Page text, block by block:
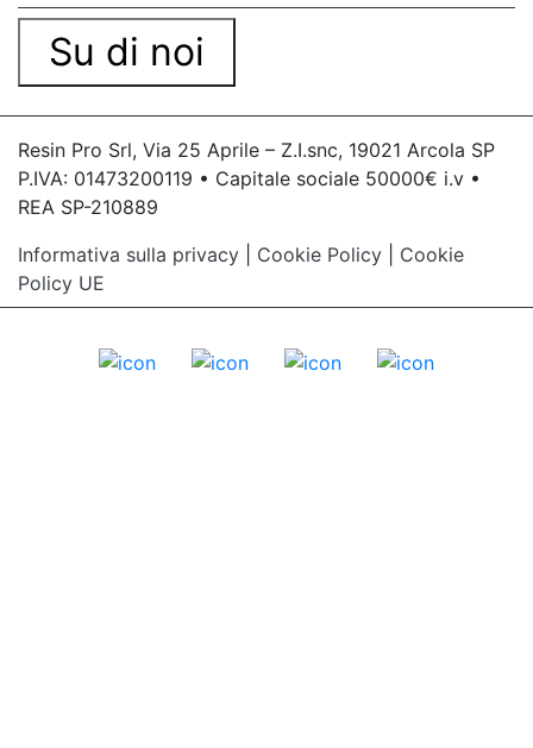
Su di noi
Resin Pro Srl, Via 25 Aprile – Z.I.snc, 19021 Arcola SP
P.IVA: 01473200119 • Capitale sociale 50000€ i.v •
REA SP-210889
Informativa sulla privacy
Cookie Policy
Cookie
Policy UE